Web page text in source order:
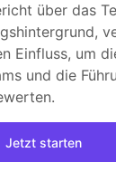
über das
Einfluss, um
und die
Jetzt starten